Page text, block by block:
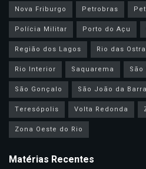
Nova Friburgo
Petrobras
Polícia Militar
Porto do Açu
Região dos Lagos
Rio das
Rio Interior
Saquarema
São Gonçalo
São João da Barra
Teresópolis
Volta Redonda
Zona Oeste do Rio
Matérias Recentes